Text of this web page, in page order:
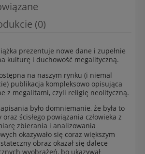
(0)
prezentuje nowe dane i zupełnie
kulturę i duchowość megalityczną.
na naszym rynku (i niemal
publikacja kompleksowo opisująca
z megalitami, czyli religię neolityczną.
było domniemanie, że była to
ścisłego powiązania człowieka z
zbierania i analizowania
okazywało się coraz większym
obraz okazał się dalece
wyobrażeń, bo ukazywał